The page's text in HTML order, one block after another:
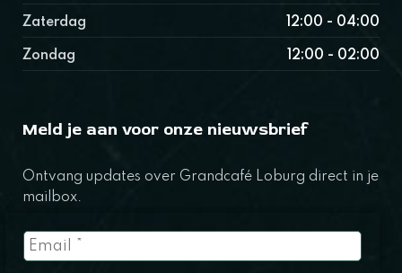
Zaterdag 12:00 - 04:00
Zondag 12:00 - 02:00
Meld je aan voor onze nieuwsbrief
Ontvang updates over Grandcafé Loburg direct in je
mailbox.